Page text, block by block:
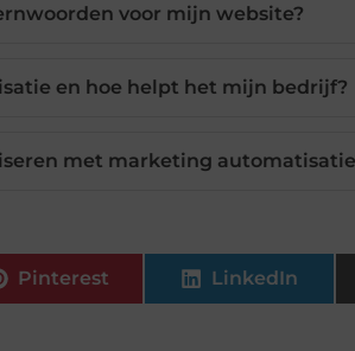
voor mijn website?
en hoe helpt het mijn bedrijf?
met marketing
Pinterest LinkedIn